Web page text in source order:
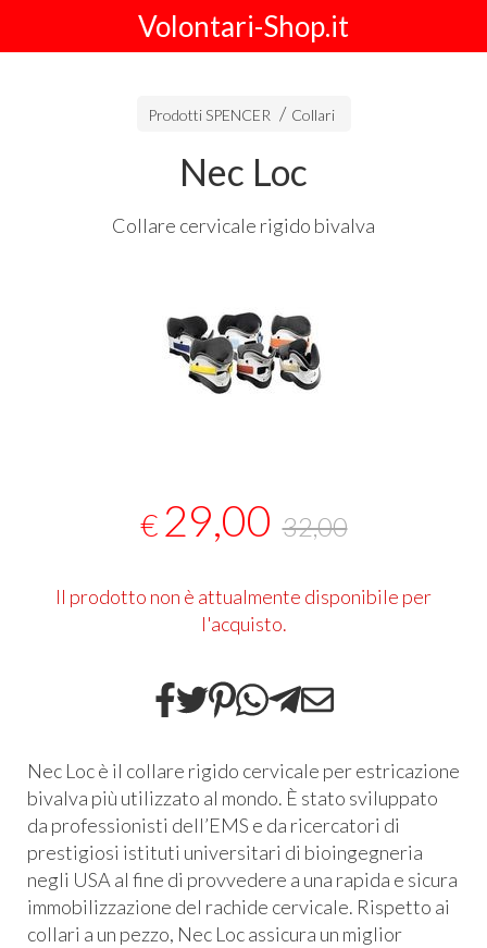
Volontari-Shop.it
Prodotti SPENCER Collari
Nec Loc
Collare cervicale rigido bivalva
€ 29,00 32,00
Il prodotto non è attualmente disponibile per
l'acquisto.
Nec Loc è il collare rigido cervicale per estricazione
bivalva più utilizzato al mondo. È stato sviluppato
da professionisti dell’EMS e da ricercatori di
prestigiosi istituti universitari di bioingegneria
negli USA al fine di provvedere a una rapida e sicura
immobilizzazione del rachide cervicale. Rispetto ai
collari a un pezzo, Nec Loc assicura un miglior